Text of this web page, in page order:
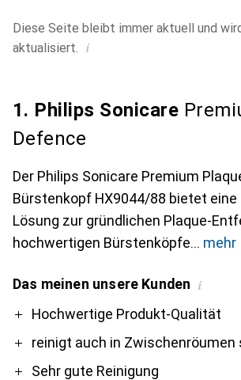
Diese Seite bleibt immer aktuell und
aktualisiert. i
1. Philips Sonicare
Defence
Der Philips Sonicare Premium
Bürstenkopf HX9044/88 bietet
Lösung zur gründlichen Plaque-
hochwertigen Bürstenköpfe
mehr
Das meinen unsere Kunden i
ProHochwertige Produkt-Qualität
reinigt auch in Zwischenröumen
Sehr gute Reinigung
Contra